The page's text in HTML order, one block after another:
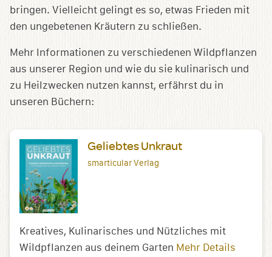
bringen. Vielleicht gelingt es so, etwas Frieden mit
den ungebetenen Kräutern zu schließen.
Mehr Informationen zu verschiedenen Wildpflanzen
aus unserer Region und wie du sie kulinarisch und
zu Heilzwecken nutzen kannst, erfährst du in
unseren Büchern:
Geliebtes Unkraut
smarticular Verlag
Kreatives, Kulinarisches und Nützliches mit
Wildpflanzen aus deinem Garten Mehr Details